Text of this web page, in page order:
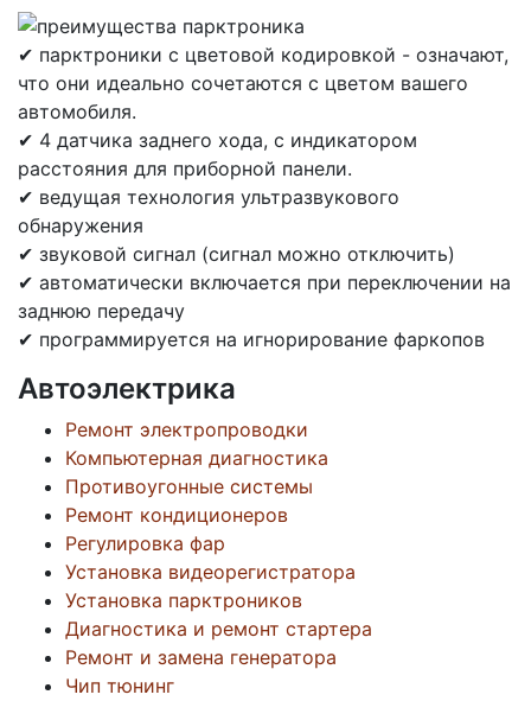
✔ парктроники с цветовой кодировкой - означают,
что они идеально сочетаются с цветом вашего
автомобиля.
✔ 4 датчика заднего хода, с индикатором
расстояния для приборной панели.
✔ ведущая технология ультразвукового
обнаружения
✔ звуковой сигнал (сигнал можно отключить)
✔ автоматически включается при переключении на
заднюю передачу
✔ программируется на игнорирование фаркопов
Автоэлектрика
Ремонт электропроводки
Компьютерная диагностика
Противоугонные системы
Ремонт кондиционеров
Регулировка фар
Установка видеорегистратора
Установка парктроников
Диагностика и ремонт стартера
Ремонт и замена генератора
Чип тюнинг